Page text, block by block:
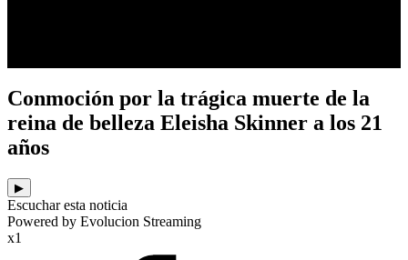
Conmoción por la trágica muerte de la
reina de belleza Eleisha Skinner a los 21
años
▶
Escuchar esta noticia
Powered by Evolucion Streaming
x1